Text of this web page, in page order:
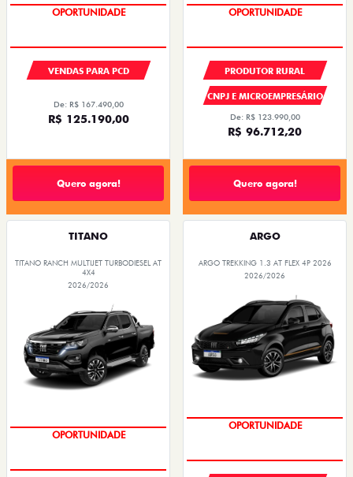
OPORTUNIDADE
VENDAS PARA PCD
De: R$ 167.490,00
R$ 125.190,00
Quero agora!
OPORTUNIDADE
PRODUTOR RURAL
CNPJ E MICROEMPRESÁRIO
De: R$ 123.990,00
R$ 96.712,20
Quero agora!
TITANO
TITANO RANCH MULTIJET TURBODIESEL AT
4X4
2026/2026
ARGO
ARGO TREKKING 1.3 AT FLEX 4P 2026
2026/2026